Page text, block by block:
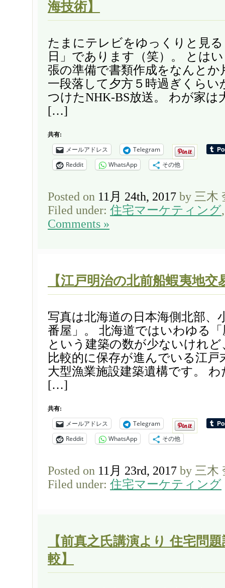
海技術】
たまにテレビをゆっくりと見
日」であります（笑）。 とは
張の準備で書類作成をなんとか
一段落して夕方５時過ぎくらい
つけたNHK-BS放送。 わが家は
[…]
共有:
メールアドレス
Telegram
Reddit
WhatsApp その他
Posted on 11月 24th, 2017 by 三木
Filed under: 住宅マーケティング
Comments »
【江戸明治の北前船蝦夷地
写真は北海道の日本海側北部、
番屋」。 北海道ではいわゆる
という建築の数が少ないけれ
比較的に保存が進んでいる江戸
大型漁業施設建築遺構です。
[…]
共有:
メールアドレス
Telegram
Reddit
WhatsApp その他
Posted on 11月 23rd, 2017 by 三木
Filed under: 住宅マーケティング
【前真之氏講演より 住宅問
較】